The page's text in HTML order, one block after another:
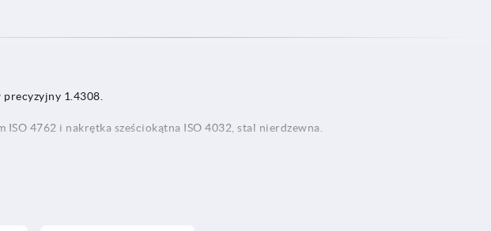
1.4308.
ISO 4762 i nakrętka sześciokątna ISO 4032, stal nierdzewna.
sześciokątnym ISO 4017, stal nierdzewna.